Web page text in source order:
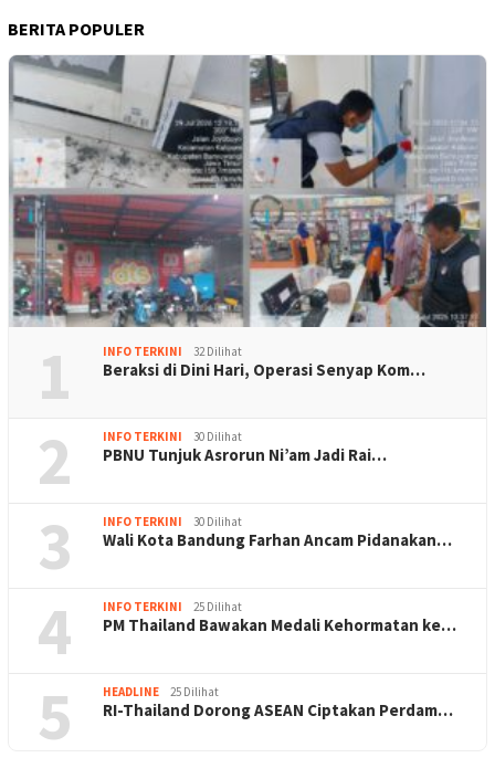
BERITA POPULER
1 INFO TERKINI 32 Dilihat
Beraksi di Dini Hari, Operasi Senyap Kom…
2 INFO TERKINI 30 Dilihat
PBNU Tunjuk Asrorun Ni’am Jadi Rai…
3 INFO TERKINI 30 Dilihat
Wali Kota Bandung Farhan Ancam Pidanakan…
4 INFO TERKINI 25 Dilihat
PM Thailand Bawakan Medali Kehormatan ke…
5 HEADLINE 25 Dilihat
RI-Thailand Dorong ASEAN Ciptakan Perdam…